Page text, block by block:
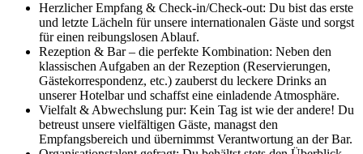
Herzlicher Empfang & Check-in/Check-out: Du bist das erste
und letzte Lächeln für unsere internationalen Gäste und sorgst
für einen reibungslosen Ablauf.
Rezeption & Bar – die perfekte Kombination: Neben den
klassischen Aufgaben an der Rezeption (Reservierungen,
Gästekorrespondenz, etc.) zauberst du leckere Drinks an
unserer Hotelbar und schaffst eine einladende Atmosphäre.
Vielfalt & Abwechslung pur: Kein Tag ist wie der andere! Du
betreust unsere vielfältigen Gäste, managst den
Empfangsbereich und übernimmst Verantwortung an der Bar.